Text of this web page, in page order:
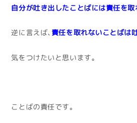
自分が吐き出したことばには責任を取
逆に言えば、 責任を取れないことばは
気をつけたいと思います。
ことばの責任です。